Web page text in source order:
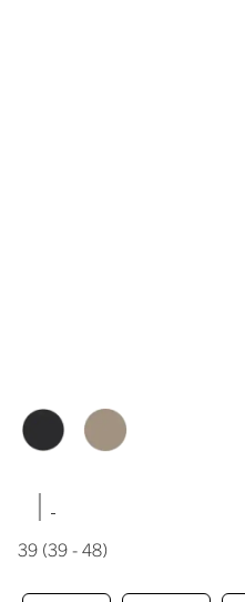
|
39 (39 - 48)